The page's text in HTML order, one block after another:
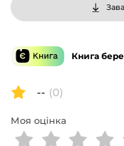
Написані з
культурологічні
актуальність.Книга
-- (0)
Моя оцінка